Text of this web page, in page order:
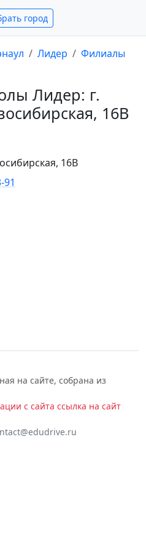
город
Лидер
Филиалы
Лидер: г.
16В
16В
91
на сайте, собрана из
с сайта ссылка на сайт